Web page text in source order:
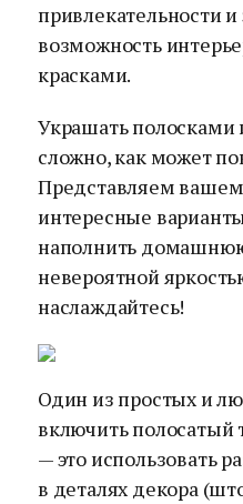
привлекательности и
возможность
красками.
Украшать полосками
сложно, как может
Представляем
интересные
наполнить
невероятной
наслаждайтесь!
Один из простых и
включить полосатый
— это использовать
в деталях декора